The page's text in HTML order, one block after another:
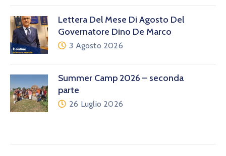
Lettera Del Mese Di Agosto Del
Governatore Dino De Marco
3 Agosto 2026
Summer Camp 2026 – seconda
parte
26 Luglio 2026